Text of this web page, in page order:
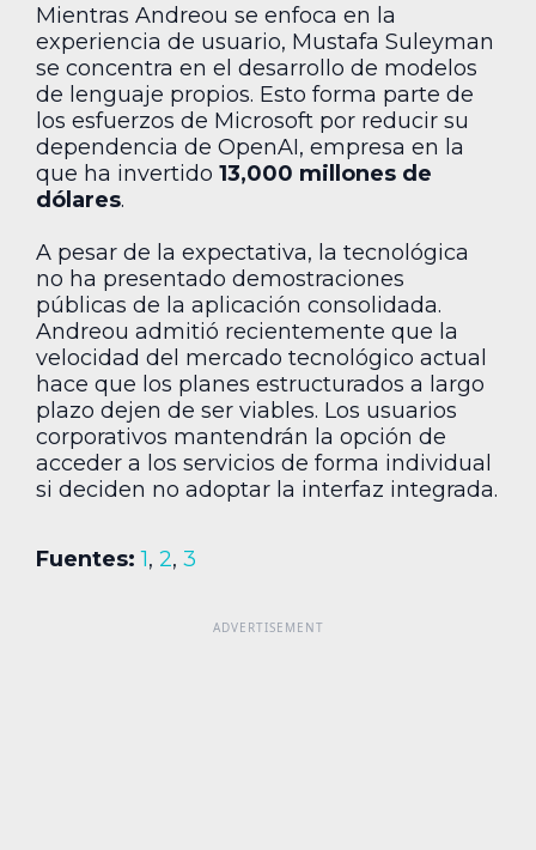
Mientras Andreou se enfoca en la
experiencia de usuario, Mustafa Suleyman
se concentra en el desarrollo de modelos
de lenguaje propios. Esto forma parte de
los esfuerzos de Microsoft por reducir su
dependencia de OpenAI, empresa en la
que ha invertido 13,000 millones de
dólares.
A pesar de la expectativa, la tecnológica
no ha presentado demostraciones
públicas de la aplicación consolidada.
Andreou admitió recientemente que la
velocidad del mercado tecnológico actual
hace que los planes estructurados a largo
plazo dejen de ser viables. Los usuarios
corporativos mantendrán la opción de
acceder a los servicios de forma individual
si deciden no adoptar la interfaz integrada.
Fuentes: 1, 2, 3